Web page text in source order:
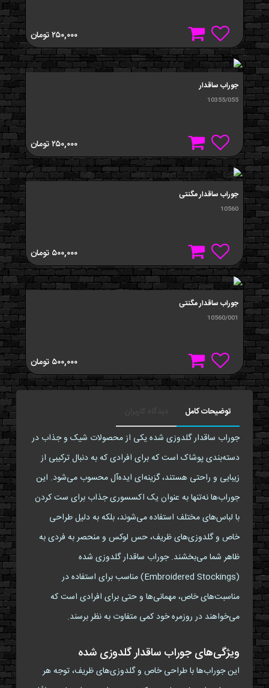
۲۵۰,۰۰۰تومان
جوراب ساقدار
10355/055
۲۵۰,۰۰۰تومان
جوراب ساقدار مگنتی
10560
۵۰۰,۰۰۰ تومان
جوراب ساقدار مگنتی
10560/001
۵۰۰,۰۰۰ تومان
توضیحات کامل
جوراب ساقدار گلدوزی شده یکی از محصولات شیک و جذاب در
دسته‌بندی پوشاک است که برای افرادی که به دنبال ترکیبی از
زیبایی و راحتی هستند، گزینه‌ای ایده‌آل محسوب می‌شود. این
جوراب‌ها نه‌تنها به عنوان یک اکسسوری جذاب برای ست کردن
با لباس‌های مختلف استفاده می‌شوند، بلکه به دلیل طراحی
خاص و گلدوزی‌های ظریف، حس لوکس و منحصر به فردی به
ظاهر شما می‌بخشند. جوراب ساقدار گلدوزی شده
(Embroidered Stockings) مناسب برای استفاده در
مناسبت‌های خاص، مهمانی‌ها و حتی برای افرادی است که
می‌خواهند در روزمره خود کمی متفاوت به نظر برسند.
ویژگی‌های جوراب ساقدار گلدوزی شده
این جوراب‌ها با طراحی خاص و گلدوزی‌های ظریف، توجه هر